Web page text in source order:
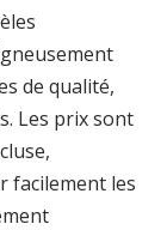
de qualité,
Les prix sont
facilement les